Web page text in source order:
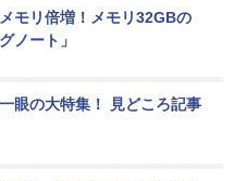
モリ倍増！メモリ32GBの
ノート」
眼の大特集！ 見どころ記事